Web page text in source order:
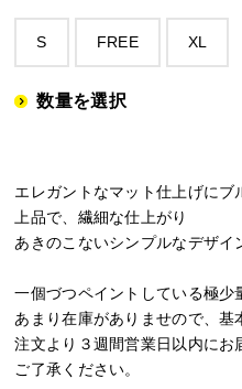
S FREE XL
数量を選択
エレガントなマット仕上げにブ
上品で、繊細な仕上がり
あきのこないシンプルなデザイ
一個づつペイントしている極少
あまり在庫がありませので、基
注文より３週間営業日以内にお
ご了承ください。